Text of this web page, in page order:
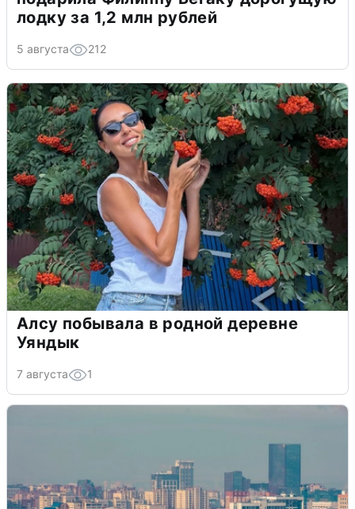
лодку за 1,2 млн рублей
5 августа 212
Алсу побывала в родной деревне
Уяндык
7 августа 1